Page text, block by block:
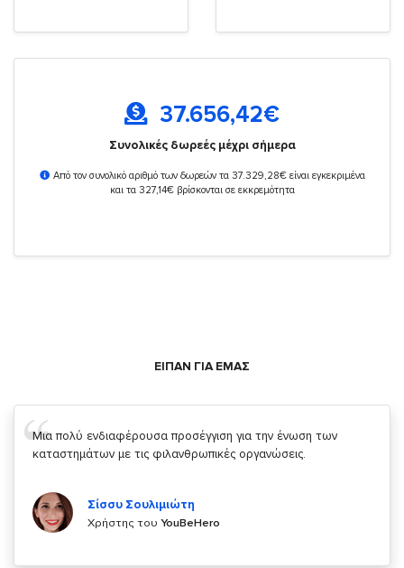
37.656,42€
Συνολικές δωρεές μέχρι σήμερα
Από τον συνολικό αριθμό των δωρεών τα 37.329,28€ είναι εγκεκριμένα
και τα 327,14€ βρίσκονται σε εκκρεμότητα
ΕΙΠΑΝ ΓΙΑ ΕΜΑΣ
Μια πολύ ενδιαφέρουσα προσέγγιση για την ένωση των
καταστημάτων με τις φιλανθρωπικές οργανώσεις.
Σίσσυ Σουλιμιώτη
Χρήστης του YouBeHero